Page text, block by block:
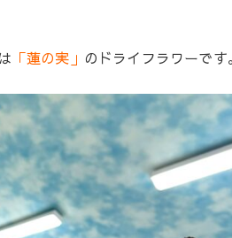
「蓮の実」 のドライフラワーです